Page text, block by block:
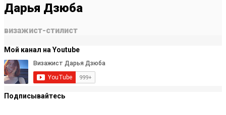
Дарья Дзюба
визажист-стилист
Мой канал на Youtube
Подписывайтесь